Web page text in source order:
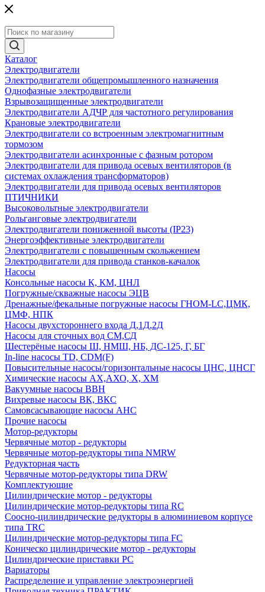
Каталог
Электродвигатели
Электродвигатели общепромышленного назначения
Однофазные электродвигатели
Взрывозащищенные электродвигатели
Электродвигатели АДЧР для частотного регулирования
Крановые электродвигатели
Электродвигатели со встроенным электромагнитным
тормозом
Электродвигатели асинхронные с фазным ротором
Электродвигатели для привода осевых вентиляторов (в
системах охлаждения трансформаторов)
Электродвигатели для привода осевых вентиляторов
ПТИЧНИКИ
Высоковольтные электродвигатели
Рольганговые электродвигатели
Электродвигатели пониженной высоты (IP23)
Энергоэффективные электродвигатели
Электродвигатели с повышенным скольжением
Электродвигатели для привода станков-качалок
Насосы
Консольные насосы К, КМ, ЦНЛ
Погружные/скважные насосы ЭЦВ
Дренажные/фекальные погружные насосы ГНОМ-LC,ЦМК,
ЦМФ, НПК
Насосы двухстороннего входа Д,1Д,2Д
Насосы для сточных вод СМ,СД
Шестерёные насосы Ш, НМШ, НБ, ДС-125, Г, БГ
In-line насосы TD, CDM(F)
Повысительные насосы/горизонтальные насосы ЦНС, ЦНСГ
Химические насосы АХ,АХО, Х, ХМ
Вакуумные насосы ВВН
Вихревые насосы ВК, ВКС
Самовсасывающие насосы АНС
Прочие насосы
Мотор-редукторы
Червячные мотор - редукторы
Червячные мотор-редукторы типа NMRW
Редукторная часть
Червячные мотор-редукторы типа DRW
Комплектующие
Цилиндрические мотор - редукторы
Цилиндрические мотор-редукторы типа RC
Соосно-цилиндрические редукторы в алюминиевом корпусе
типа TRC
Цилиндрические мотор-редукторы типа FC
Коническо цилиндрические мотор - редукторы
Цилиндрические приставки PC
Вариаторы
Распределение и управление электроэнергией